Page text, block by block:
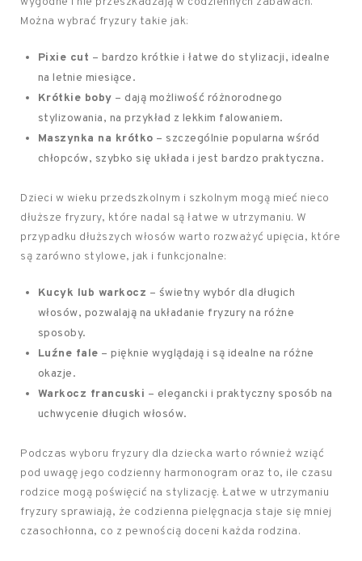
Można wybrać fryzury takie jak:
Pixie cut – bardzo krótkie i łatwe do stylizacji, idealne
na letnie miesiące.
Krótkie boby – dają możliwość różnorodnego
stylizowania, na przykład z lekkim falowaniem.
Maszynka na krótko – szczególnie popularna wśród
chłopców, szybko się układa i jest bardzo praktyczna.
Dzieci w wieku przedszkolnym i szkolnym mogą mieć nieco
dłuższe fryzury, które nadal są łatwe w utrzymaniu. W
przypadku dłuższych włosów warto rozważyć upięcia, które
są zarówno stylowe, jak i funkcjonalne:
Kucyk lub warkocz – świetny wybór dla długich
włosów, pozwalają na układanie fryzury na różne
sposoby.
Luźne fale – pięknie wyglądają i są idealne na różne
okazje.
Warkocz francuski – elegancki i praktyczny sposób na
uchwycenie długich włosów.
Podczas wyboru fryzury dla dziecka warto również wziąć
pod uwagę jego codzienny harmonogram oraz to, ile czasu
rodzice mogą poświęcić na stylizację. Łatwe w utrzymaniu
fryzury sprawiają, że codzienna pielęgnacja staje się mniej
czasochłonna, co z pewnością doceni każda rodzina.